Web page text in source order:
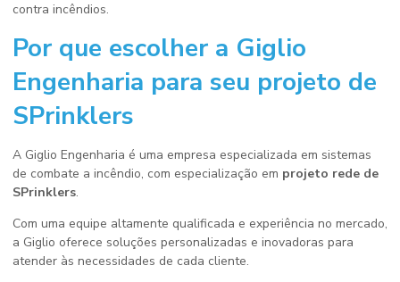
contra incêndios.
Por que escolher a Giglio
Engenharia para seu projeto de
SPrinklers
A Giglio Engenharia é uma empresa especializada em sistemas
de combate a incêndio, com especialização em projeto rede de
SPrinklers.
Com uma equipe altamente qualificada e experiência no mercado,
a Giglio oferece soluções personalizadas e inovadoras para
atender às necessidades de cada cliente.